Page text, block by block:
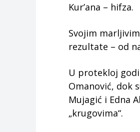
Kur’ana – hifza.
Svojim
rezultate – od
U protekloj
Omanović, dok
Mujagić i Edna
„krugovima“.